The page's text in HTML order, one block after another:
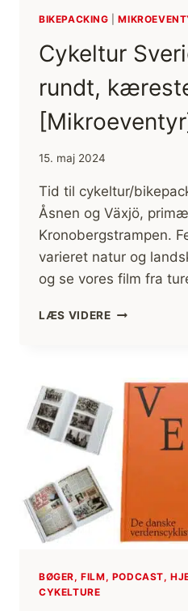
BIKEPACKING |
Cykeltur
rundt,
15. maj 2024
Tid til cykeltur/
Åsnen og Växjö,
Kronobergstrampen.
varieret natur og
og se vores film fra
LÆS VIDERECYKELTUR
(FILM)
BØGER, FILM, PODCAST,
CYKELTURE